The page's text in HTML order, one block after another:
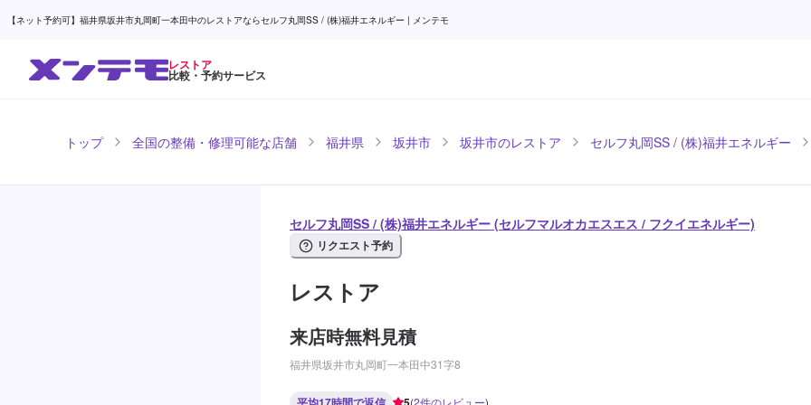
【ネット予約可】福井県坂井市丸岡町一本田中のレストアならセルフ丸岡SS / (株)福井エネルギー | メンテモ
レストア
比較・予約サービス
トップ 全国の整備・修理可能な店舗 福井県 坂井市 坂井市のレストア セルフ丸岡SS / (株)福井エネルギー
セルフ丸岡SS / (株)福井エネルギー (セルフマルオカエスエス / フクイエネルギー)
リクエスト予約
レストア
来店時無料見積
福井県坂井市丸岡町一本田中31字8